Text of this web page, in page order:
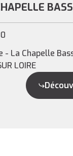
- La Chapelle
LOIRE